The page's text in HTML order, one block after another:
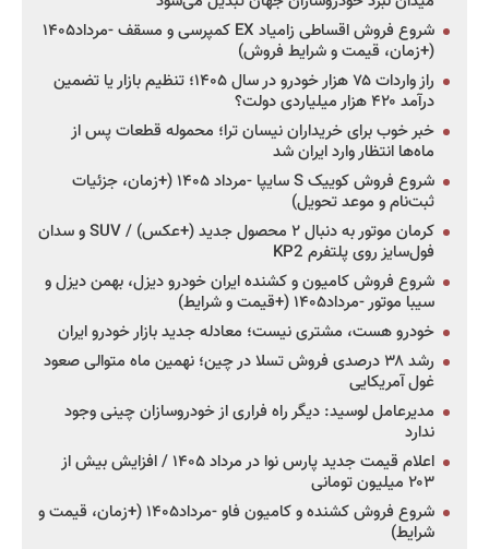
شروع فروش اقساطی زامیاد EX کمپرسی و مسقف -مرداد۱۴۰۵
(+زمان، قیمت و شرایط فروش)
راز واردات ۷۵ هزار خودرو در سال ۱۴۰۵؛ تنظیم بازار یا تضمین
درآمد ۴۲۰ هزار میلیاردی دولت؟
خبر خوب برای خریداران نیسان ترا؛ محموله قطعات پس از
ماه‌ها انتظار وارد ایران شد
شروع فروش کوییک S سایپا -مرداد ۱۴۰۵ (+زمان، جزئیات
ثبت‌نام و موعد تحویل)
کرمان موتور به دنبال ۲ محصول جدید (+عکس) / SUV و سدان
فول‌سایز روی پلتفرم KP2
شروع فروش کامیون و کشنده ایران خودرو دیزل، بهمن دیزل و
سیبا موتور -مرداد۱۴۰۵ (+قیمت و شرایط)
خودرو هست، مشتری نیست؛ معادله جدید بازار خودرو ایران
رشد ۳۸ درصدی فروش تسلا در چین؛ نهمین ماه متوالی صعود
غول آمریکایی
مدیرعامل لوسید: دیگر راه فراری از خودروسازان چینی وجود
ندارد
اعلام قیمت جدید پارس نوا در مرداد ۱۴۰۵ / افزایش بیش از
۲۰۳ میلیون تومانی
شروع فروش کشنده و کامیون فاو -مرداد۱۴۰۵ (+زمان، قیمت و
شرایط)